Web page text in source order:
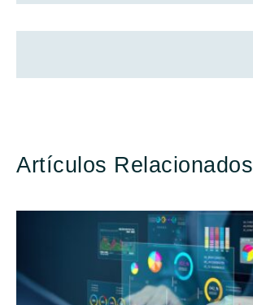
Artículos Relacionados